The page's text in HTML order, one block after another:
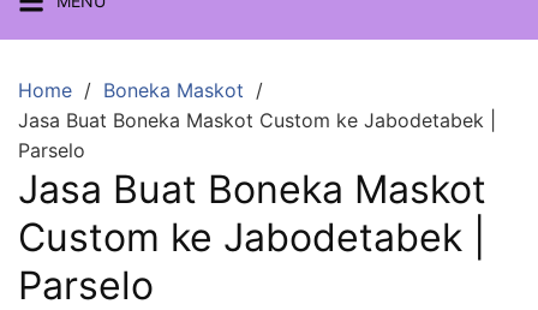
Home
Boneka Maskot
Jasa Buat Boneka Maskot Custom ke Jabodetabek |
Parselo
Jasa Buat Boneka Maskot
Custom ke Jabodetabek |
Parselo